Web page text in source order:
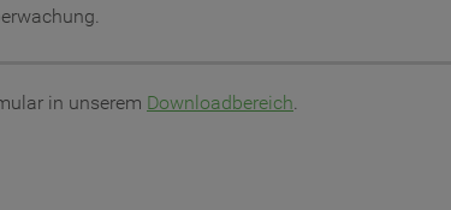
in unserem Downloadbereich.